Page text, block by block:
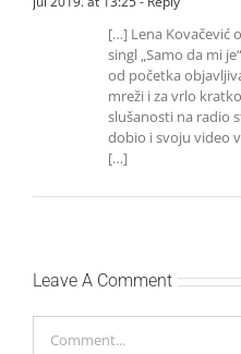
[…] Lena Kovačević
singl „Samo da mi
od početka
mreži i za vrlo
slušanosti na radio
dobio i svoju video
[…]
Leave A Comment